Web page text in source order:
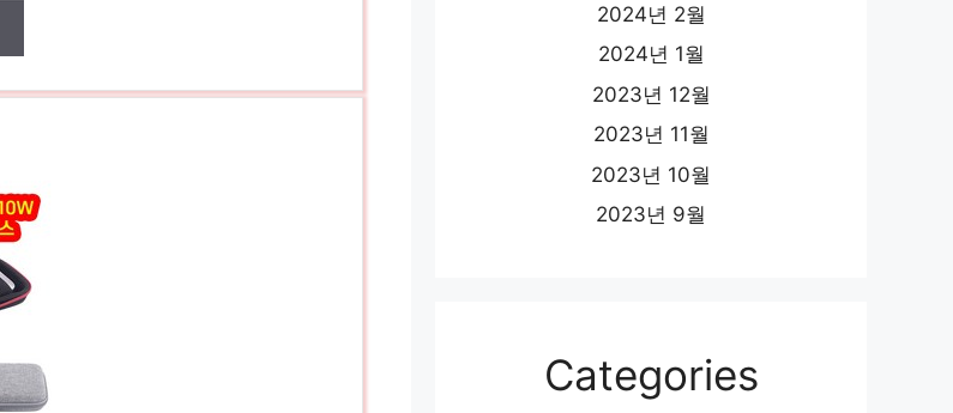
2024년 2월
2024년 1월
2023년 12월
2023년 11월
2023년 10월
2023년 9월
Categories